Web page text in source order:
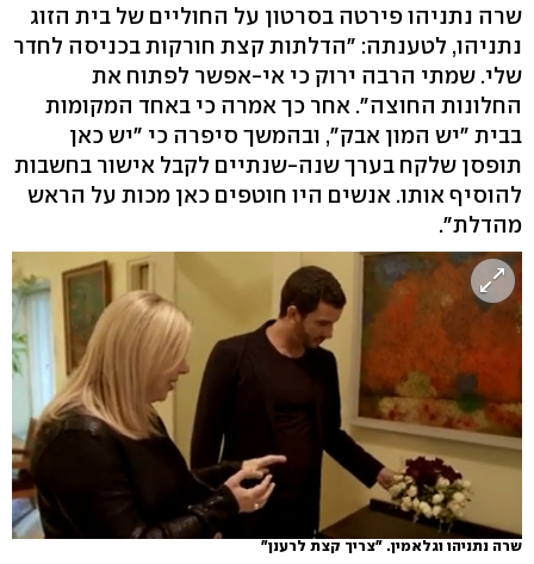
שרה נתניהו פירטה בסרטון על החוליים של בית הזוג
נתניהו, לטענתה: "הדלתות קצת חורקות בכניסה לחדר
שלי. שמתי הרבה ירוק כי אי-אפשר לפתוח את
החלונות החוצה". אחר כך אמרה כי באחד המקומות
בבית "יש המון אבק", ובהמשך סיפרה כי "יש כאן
תופסן שלקח בערך שנה-שנתיים לקבל אישור בחשבות
להוסיף אותו. אנשים היו חוטפים כאן מכות על הראש
מהדלת".
שרה נתניהו וגלאמין. "צריך קצת לרענן"